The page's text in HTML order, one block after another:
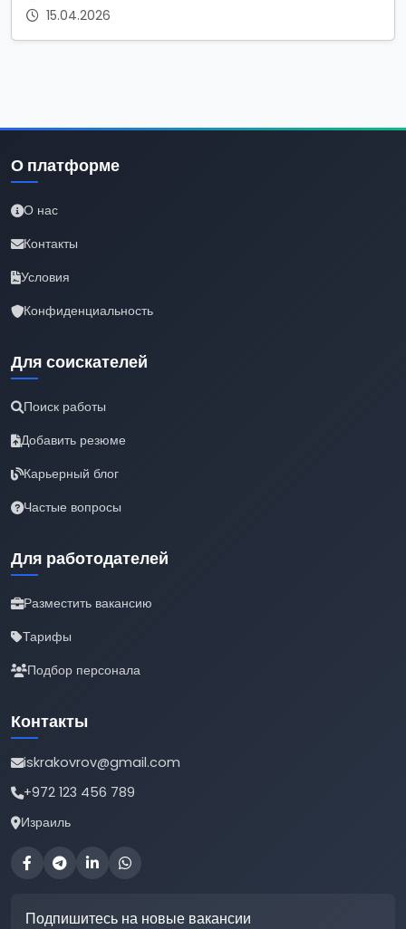
15.04.2026
О платформе
О нас
Контакты
Условия
Конфиденциальность
Для соискателей
Поиск работы
Добавить резюме
Карьерный блог
Частые вопросы
Для работодателей
Разместить вакансию
Тарифы
Подбор персонала
Контакты
iskrakovrov@gmail.com
+972 123 456 789
Израиль
Подпишитесь на новые вакансии